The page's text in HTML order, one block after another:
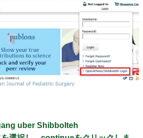
uber Shibbolteh